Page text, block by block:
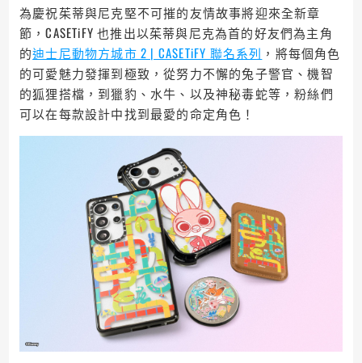
為慶祝茱蒂與尼克堅不可摧的友情故事將迎來全新章
節，CASETiFY 也推出以茱蒂與尼克為首的好友們為主角
的迪士尼動物方城市 2 | CASETiFY 聯名系列 ，將每個角色
的可愛魅力發揮到極致，從努力不懈的兔子警官、機智
的狐狸搭檔，到獵豹、水牛、以及神秘毒蛇等，粉絲們
可以在每款設計中找到最愛的命定角色！